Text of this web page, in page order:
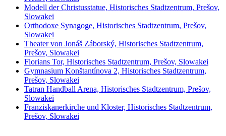
Modell der Christusstatue, Historisches Stadtzentrum, Prešov,
Slowakei
Orthodoxe Synagoge, Historisches Stadtzentrum, Prešov,
Slowakei
Theater von Jonáš Záborský, Historisches Stadtzentrum,
Prešov, Slowakei
Florians Tor, Historisches Stadtzentrum, Prešov, Slowakei
Gymnasium Konštantínova 2, Historisches Stadtzentrum,
Prešov, Slowakei
Tatran Handball Arena, Historisches Stadtzentrum, Prešov,
Slowakei
Franziskanerkirche und Kloster, Historisches Stadtzentrum,
Prešov, Slowakei